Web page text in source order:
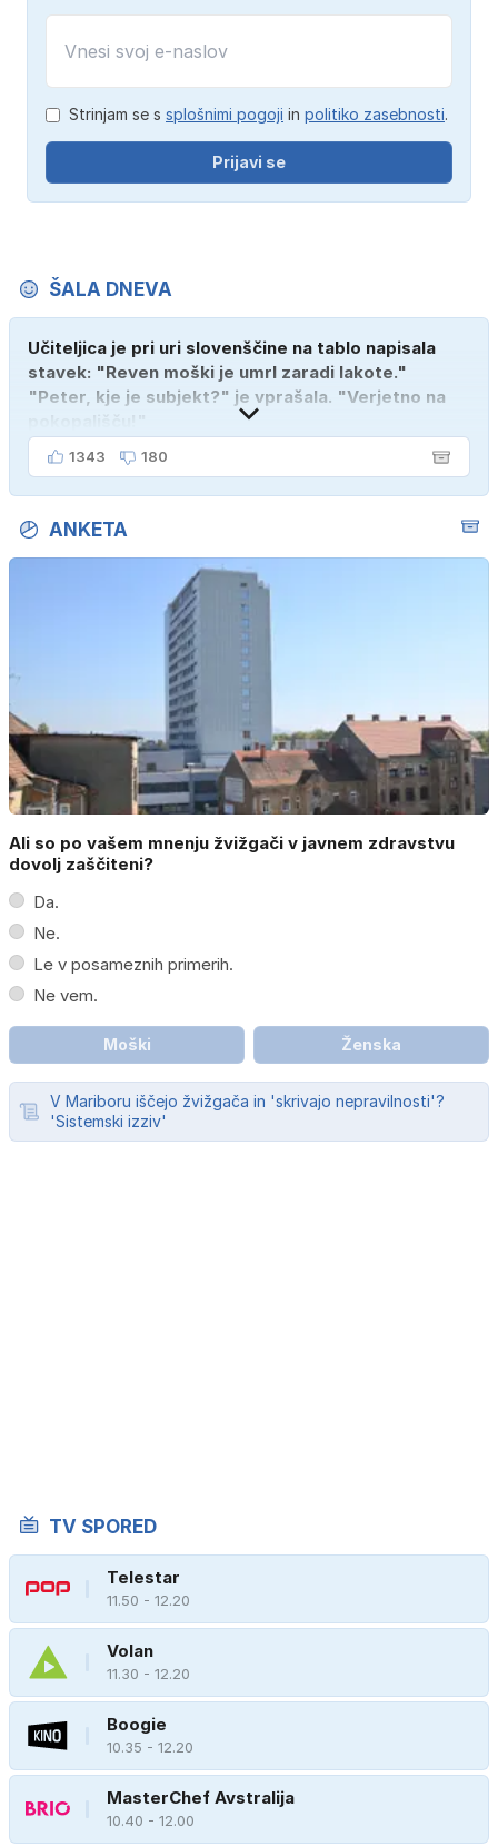
Strinjam se s splošnimi pogoji in politiko zasebnosti.
Prijavi se
ŠALA DNEVA
Učiteljica je pri uri slovenščine na tablo napisala
stavek: "Reven moški je umrl zaradi lakote."
"Peter, kje je subjekt?" je vprašala. "Verjetno na
1343 180
ANKETA
Ali so po vašem mnenju žvižgači v javnem zdravstvu
dovolj zaščiteni?
Da.
Ne.
Le v posameznih primerih.
Ne vem.
Moški Ženska
V Mariboru iščejo žvižgača in 'skrivajo nepravilnosti'?
'Sistemski izziv'
TV SPORED
Telestar
11.50 - 12.20
Volan
11.30 - 12.20
Boogie
10.35 - 12.20
MasterChef Avstralija
10.40 - 12.00